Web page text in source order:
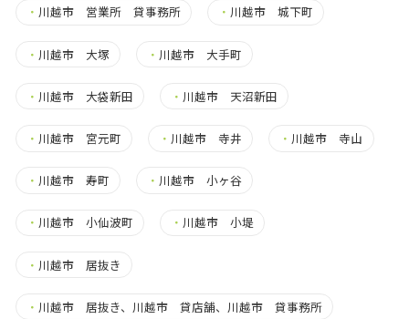
・ 川越市 営業所 貸事務所 ・ 川越市 城下町
・ 川越市 大塚 ・ 川越市 大手町
・ 川越市 大袋新田 ・ 川越市 天沼新田
・ 川越市 宮元町 ・ 川越市 寺井 ・ 川越市 寺山
・ 川越市 寿町 ・ 川越市 小ヶ谷
・ 川越市 小仙波町 ・ 川越市 小堤
・ 川越市 居抜き
・ 川越市 居抜き、川越市 貸店舗、川越市 貸事務所